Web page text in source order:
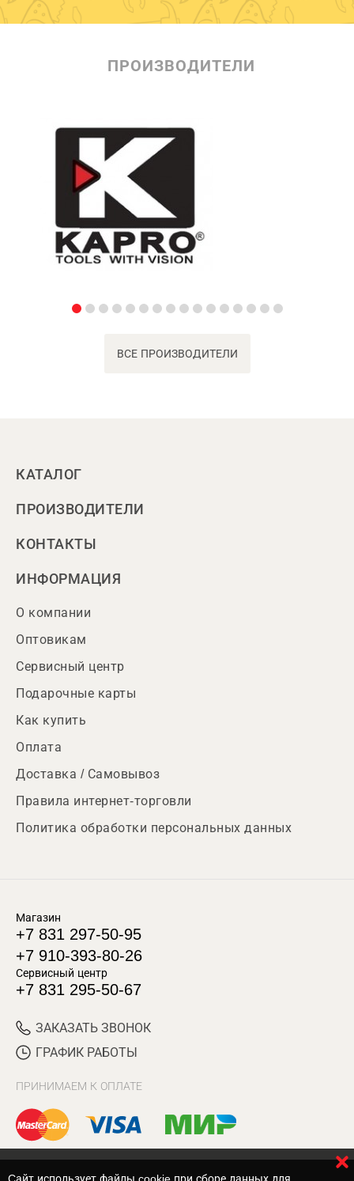
ПРОИЗВОДИТЕЛИ
ВСЕ ПРОИЗВОДИТЕЛИ
КАТАЛОГ
ПРОИЗВОДИТЕЛИ
КОНТАКТЫ
ИНФОРМАЦИЯ
О компании
Оптовикам
Сервисный центр
Подарочные карты
Как купить
Оплата
Доставка / Самовывоз
Правила интернет-торговли
Политика обработки персональных данных
Магазин
+7 831 297-50-95
+7 910-393-80-26
Сервисный центр
+7 831 295-50-67
ЗАКАЗАТЬ ЗВОНОК
ГРАФИК РАБОТЫ
ПРИНИМАЕМ К ОПЛАТЕ